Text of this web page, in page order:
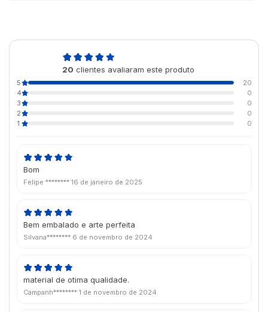
20 clientes avaliaram este produto
5
20
4
0
3
0
2
0
1
0
Bom
Felipe ******** 16 de janeiro de 2025
Bem embalado e arte perfeita
Silvana******** 6 de novembro de 2024
material de otima qualidade.
Campanh******** 1 de novembro de 2024